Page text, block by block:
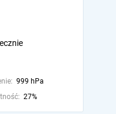
999 hPa
27%